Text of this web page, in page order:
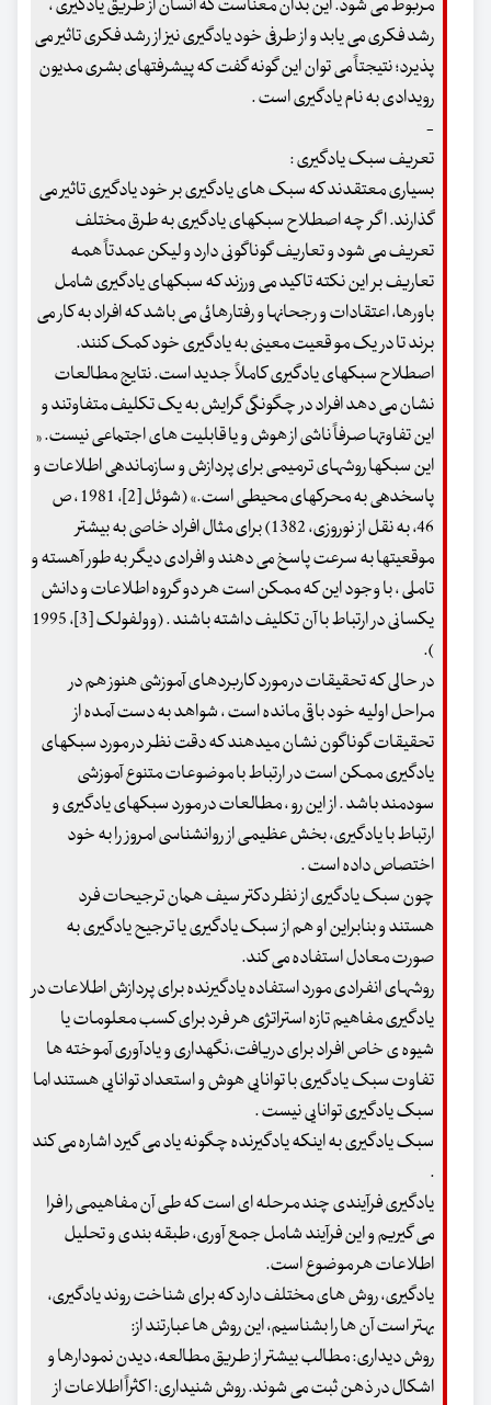
مربوط می شود. این بدان معناست که انسان از طریق یادگیری ،
رشد فکری می یابد و از طرفی خود یادگیری نیز از رشد فکری تاثیر می
پذیرد؛ نتیجتاً می توان این گونه گفت که پیشرفتهای بشری مدیون
رویدادی به نام یادگیری است .
-
تعریف سبک یادگیری :
بسیاری معتقدند که سبک های یادگیری بر خود یادگیری تاثیر می
گذارند. اگر چه اصطلاح سبکهای یادگیری به طرق مختلف
تعریف می شود و تعاریف گوناگونی دارد و لیکن عمدتاً همه
تعاریف بر این نکته تاکید می ورزند که سبکهای یادگیری شامل
باورها، اعتقادات و رجحانها و رفتارهائی می باشد که افراد به کار می
برند تا در یک مو قعیت معینی به یادگیری خود کمک کنند.
اصطلاح سبکهای یادگیری کاملاً جدید است. نتایج مطالعات
نشان می دهد افراد در چگونگی گرایش به یک تکلیف متفاوتند و
این تفاوتها صرفاً ناشی از هوش و یا قابلیت های اجتماعی نیست. «
این سبکها روشهای ترمیمی برای پردازش و سازماندهی اطلاعات و
پاسخدهی به محرکهای محیطی است.» (شوئل [2]، 1981 ، ص
46، به نقل از نوروزی، 1382) برای مثال افراد خاصی به بیشتر
موقعیتها به سرعت پاسخ می دهند و افرادی دیگر به طور آهسته و
تاملی ، با وجود این که ممکن است هر دو گروه اطلاعات و دانش
یکسانی در ارتباط با آن تکلیف داشته باشند . (وولفولک [3]، 1995
).
در حالی که تحقیقات در مورد کاربردهای آموزشی هنوز هم در
مراحل اولیه خود باقی مانده است ، شواهد به دست آمده از
تحقیقات گوناگون نشان میدهند که دقت نظر در مورد سبکهای
یادگیری ممکن است در ارتباط با موضوعات متنوع آموزشی
سودمند باشد . از این رو ، مطالعات در مورد سبکهای یادگیری و
ارتباط با یادگیری، بخش عظیمی از روانشناسی امروز را به خود
اختصاص داده است .
چون سبک یادگیری از نظر دکتر سیف همان ترجیحات فرد
هستند و بنابراین او هم از سبک یادگیری یا ترجیح یادگیری به
صورت معادل استفاده می کند.
روشهای انفرادی مورد استفاده یادگیرنده برای پردازش اطلاعات در
یادگیری مفاهیم تازه استراتژی هر فرد برای کسب معلومات یا
شیوه ی خاص افراد برای دریافت،نگهداری و یادآوری آموخته ها
تفاوت سبک یادگیری با توانایی هوش و استعداد توانایی هستند اما
سبک یادگیری توانایی نیست .
سبک یادگیری به اینکه یادگیرنده چگونه یاد می گیرد اشاره می کند
.
یادگیری فرآیندی چند مرحله ای است که طی آن مفاهیمی را فرا
می گیریم و این فرآیند شامل جمع آوری، طبقه بندی و تحلیل
اطلاعات هر موضوع است.
یادگیری، روش های مختلف دارد که برای شناخت روند یادگیری،
بهتر است آن ها را بشناسیم، این روش ها عبارتند از:
روش دیداری: مطالب بیشتر از طریق مطالعه، دیدن نمودارها و
اشکال در ذهن ثبت می شوند. روش شنیداری: اکثراً اطلاعات از